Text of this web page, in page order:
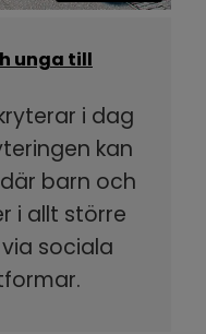
unga till
i dag
kan
barn och
i allt större
sociala